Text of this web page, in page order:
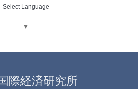
Select Language
▼
際経済研究所